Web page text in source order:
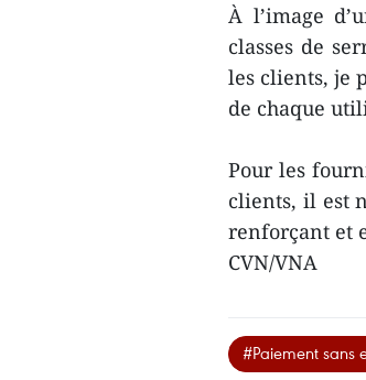
À l’image
classes de
les clients, je
de chaque
Pour les
clients, il est
renforçant et
CVN/VNA
#Paiement sans